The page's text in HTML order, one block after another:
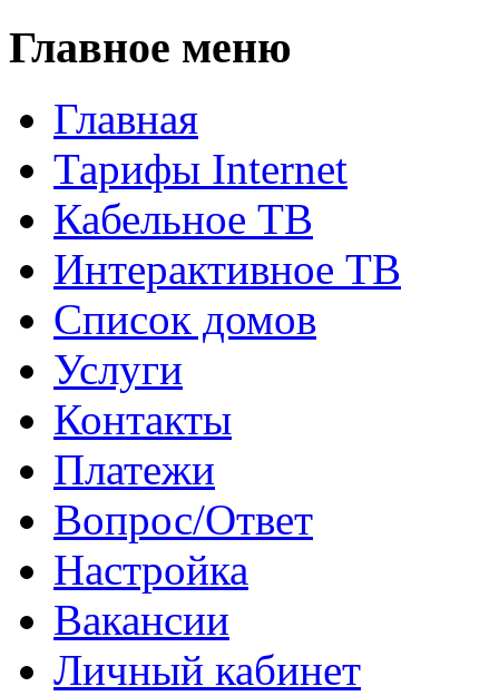
Главное меню
Главная
Тарифы Internet
Кабельное ТВ
Интерактивное ТВ
Список домов
Услуги
Контакты
Платежи
Вопрос/Ответ
Настройка
Вакансии
Личный кабинет